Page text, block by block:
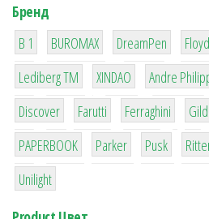
Бренд
B 1
1
BUROMAX
1
DreamPen
2
Floyd
3
Lediberg ТМ
3
XINDAO
1
Andre
64
Discover
299
Farutti
4
Ferraghini
8
PAPERBOOK
6
Parker
2
Pusk
1
Unilight